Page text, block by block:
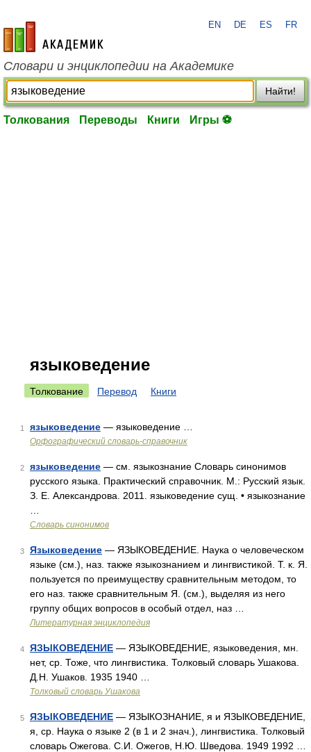
academic.ru
EN DE ES FR
Словари и энциклопедии на Академике
Найти!
Толкования Переводы Книги Игры ⚽
языковедение
Толкование Перевод Книги
1 языковедение — языковедение …
Орфографический словарь-справочник
2 языковедение — см. языкознание Словарь синонимов
русского языка. Практический справочник. М.: Русский язык.
З. Е. Александрова. 2011. языковедение сущ. • языкознание
Словарь синонимов
3 Языковедение — ЯЗЫКОВЕДЕНИЕ. Наука о человеческом
языке (см.), наз. также языкознанием и лингвистикой. Т. к. Я.
пользуется по преимуществу сравнительным методом, то
его наз. также сравнительным Я. (см.), выделяя из него
группу общих вопросов в особый отдел, наз …
Литературная энциклопедия
4 ЯЗЫКОВЕДЕНИЕ — ЯЗЫКОВЕДЕНИЕ, языковедения, мн.
нет, ср. Тоже, что лингвистика. Толковый словарь Ушакова.
Д.Н. Ушаков. 1935 1940 …
Толковый словарь Ушакова
5 ЯЗЫКОВЕДЕНИЕ — ЯЗЫКОЗНАНИЕ, я и ЯЗЫКОВЕДЕНИЕ,
я, ср. Наука о языке 2 (в 1 и 2 знач.), лингвистика. Толковый
словарь Ожегова. С.И. Ожегов, Н.Ю. Шведова. 1949 1992 …